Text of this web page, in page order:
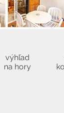
výhľad
na hory